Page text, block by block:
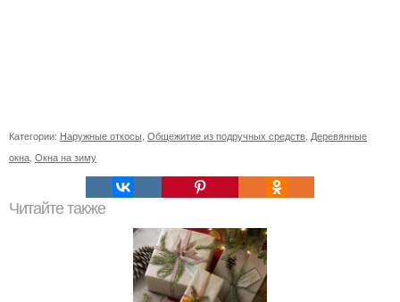
Категории: Наружные откосы Общежитие из подручных средств Деревянные
окна Окна на зиму
Читайте также